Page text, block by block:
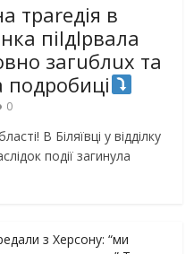
траrедія в
піlдlрвала
загuблuх та
подробиці
0
В Біляївці у відділку
події загинула
з Херсону: “ми